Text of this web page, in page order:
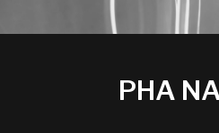
PHA